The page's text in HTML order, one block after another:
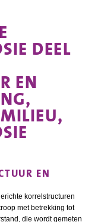
DEEL
EN
EN
korrelstructuren
met betrekking tot
die wordt gemeten